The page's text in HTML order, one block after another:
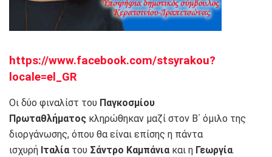
https://www.facebook.com/stsyrakou?
locale=el_GR
Οι δύο φιναλίστ του Παγκοσμίου
Πρωταθλήματος κληρώθηκαν μαζί στον Β΄ όμιλο της
διοργάνωσης, όπου θα είναι επίσης η πάντα
ισχυρή Ιταλία του Σάντρο Καμπάνια και η Γεωργία.